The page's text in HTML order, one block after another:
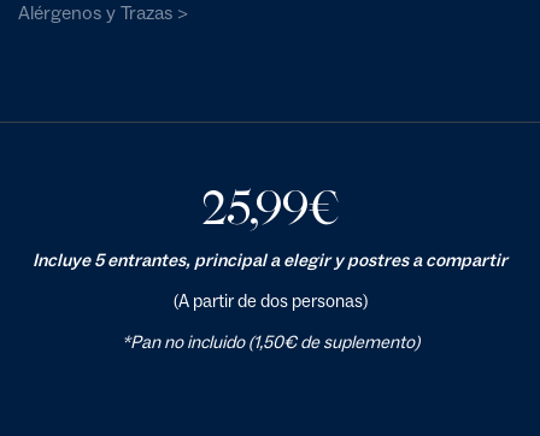
Alérgenos y Trazas >
25,99€
Incluye 5 entrantes, principal a elegir y postres a compartir
(A partir de dos personas)
*Pan no incluido (1,50€ de suplemento)